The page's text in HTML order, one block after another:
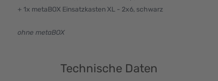
+ 1x metaBOX Einsatzkasten XL - 2x6, schwarz
ohne metaBOX
Technische Daten